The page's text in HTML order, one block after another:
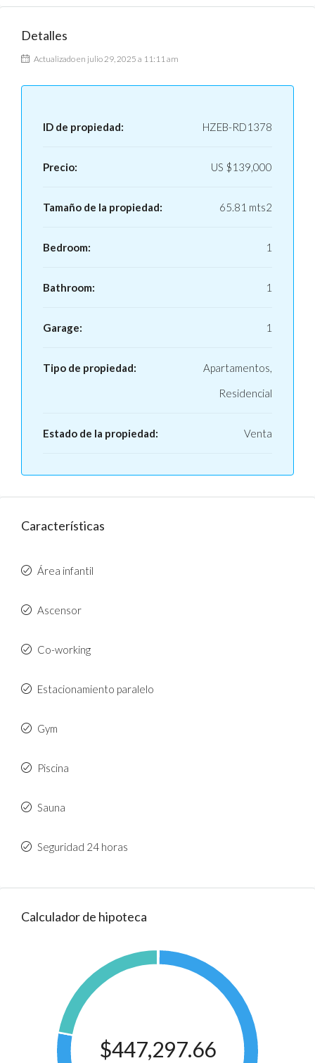
Detalles
Actualizado en julio 29, 2025 a 11:11 am
ID de propiedad: HZEB-RD1378
Precio: US $139,000
Tamaño de la propiedad: 65.81 mts2
Bedroom: 1
Bathroom: 1
Garage: 1
Tipo de propiedad:
Apartamentos,
Residencial
Estado de la propiedad: Venta
Características
Área infantil
Ascensor
Co-working
Estacionamiento paralelo
Gym
Piscina
Sauna
Seguridad 24 horas
Calculador de hipoteca
$447,297.66